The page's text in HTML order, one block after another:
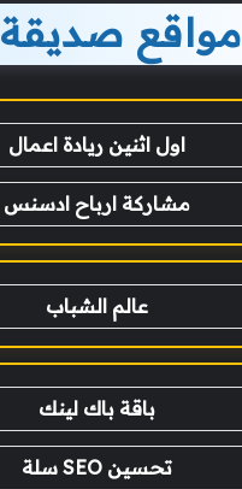
مواقع صديقة
اول اثنين ريادة اعمال
مشاركة ارباح ادسنس
عالم الشباب
باقة باك لينك
تحسين SEO سلة